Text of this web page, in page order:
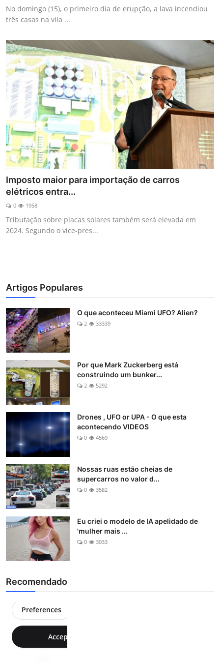
No domingo (15), o primeiro dia de erupção, a lava incendiou
três casas na vila ...
Imposto maior para importação de carros
elétricos entra...
0 1958
Tributação sobre placas solares também será elevada em
2024. Segundo o vice-pres...
Artigos Populares
O que aconteceu Miami UFO? Alien?
2 33339
Por que Mark Zuckerberg está
construindo um bunker...
2 5292
Drones , UFO or UPA - O que esta
acontecendo VIDEOS
0 4569
Nossas ruas estão cheias de
supercarros no valor d...
0 3582
Eu criei o modelo de IA apelidado de
'mulher mais ...
0 3033
Recomendado